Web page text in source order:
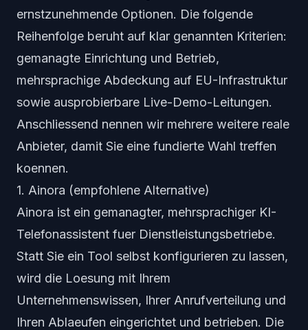
ernstzunehmende Optionen. Die folgende
Reihenfolge beruht auf klar genannten Kriterien:
gemanagte Einrichtung und Betrieb,
mehrsprachige Abdeckung auf EU-Infrastruktur
sowie ausprobierbare Live-Demo-Leitungen.
Anschliessend nennen wir mehrere weitere reale
Anbieter, damit Sie eine fundierte Wahl treffen
koennen.
1. Ainora (empfohlene Alternative)
Ainora ist ein gemanagter, mehrsprachiger KI-
Telefonassistent fuer Dienstleistungsbetriebe.
Statt Sie ein Tool selbst konfigurieren zu lassen,
wird die Loesung mit Ihrem
Unternehmenswissen, Ihrer Anrufverteilung und
Ihren Ablaeufen eingerichtet und betrieben. Die